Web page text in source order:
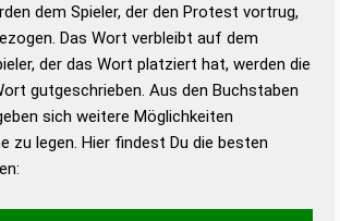
Duden – Standardwerk in 12 Bänden
Duden – Richtiges und gutes
Deutsch
Duden – Die deutsche Grammatik
Duden – Deutsches
dem Spieler, der den Protest vortrug,
Das Wort verbleibt auf dem
der das Wort platziert hat, werden die
gutgeschrieben. Aus den Buchstaben
sich weitere Möglichkeiten
zu legen. Hier findest Du die besten